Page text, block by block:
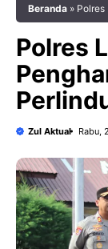
Beranda » Polres
Polres
Zul Aktual Rabu,